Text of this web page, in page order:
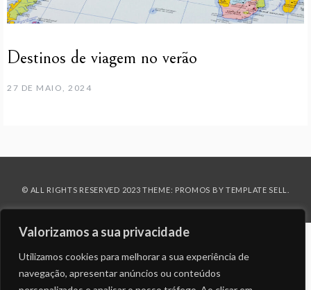
Valorizamos a sua privacidade
Utilizamos cookies para melhorar a sua experiência de
navegação, apresentar anúncios ou conteúdos
Destinos de viagem no verão
27 DE MAIO, 2024
© ALL RIGHTS RESERVED 2023 THEME: PROMOS BY TEMPLATE SELL